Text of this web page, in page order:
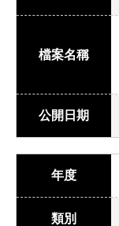
檔案名稱
公開日期
年度
類別